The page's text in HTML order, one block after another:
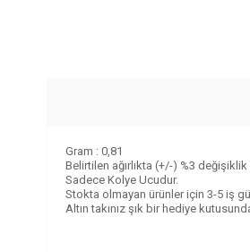
Gram : 0,81
Belirtilen ağırlıkta (+/-) %3
Sadece Kolye Ucudur.
Stokta olmayan ürünler için 3-5 iş
Altın takınız şık bir hediye